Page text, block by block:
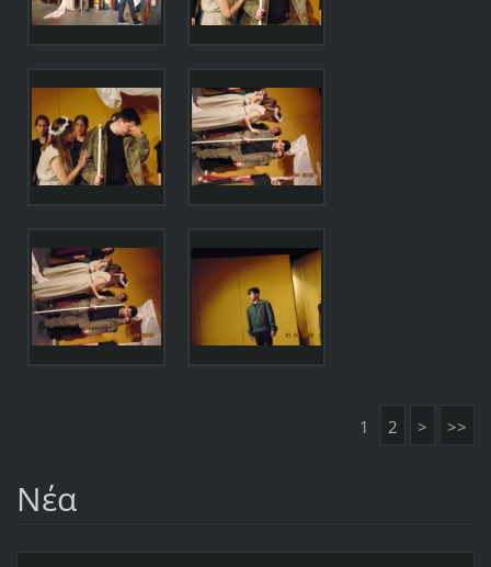
1 2 > >>
Νέα